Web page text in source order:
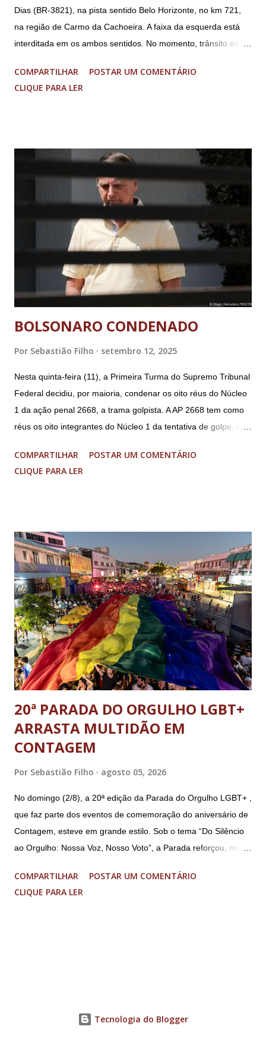
Dias (BR-3821), na pista sentido Belo Horizonte, no km 721,
na região de Carmo da Cachoeira. A faixa da esquerda está
interditada em os ambos sentidos. No momento, trânsito está
Imagens @transitofernaodias *Por Sebastião Filho
COMPARTILHAR
POSTAR UM COMENTÁRIO
CLIQUE PARA LER
BOLSONARO CONDENADO
Por Sebastião Filho setembro 12, 2025
Nesta quinta-feira (11), a Primeira Turma do Supremo Tribunal
Federal decidiu, por maioria, condenar os oito réus do Núcleo
1 da ação penal 2668, a trama golpista. A AP 2668 tem como
réus os oito integrantes do Núcleo 1 da tentativa de golpe, ou
(PGR): o deputado federal Alexandre Ramagem, ex-diretor da
Agência Brasileira de Inteligência (Abin); o almirante Almir
Segurança Institucional (GSI); o tenente-coronel Mauro Cid,
ex-ajudante de ordens de Bolsonaro (réu-colaborador); o ex-
presidente da República Jair Bolsonaro; o general Paulo
Sérgio Nogueira, ex-ministro da Defesa; e o general da
reserva Walter Braga Netto, ex-ministro da Casa Civil e da
Defesa. A acusação envolveu os crimes de tentativa de
abolição violenta do Estado Democrático de Direito, golpe de
E...
COMPARTILHAR
POSTAR UM COMENTÁRIO
CLIQUE PARA LER
20ª PARADA DO ORGULHO LGBT+
ARRASTA MULTIDÃO EM
CONTAGEM
Por Sebastião Filho agosto 05, 2026
No domingo (2/8), a 20ª edição da Parada do Orgulho LGBT+ ,
que faz parte dos eventos de comemoração do aniversário de
Contagem, esteve em grande estilo. Sob o tema “Do Silêncio
ao Orgulho: Nossa Voz, Nosso Voto”, a Parada reforçou, mais
município. A concentração foi na Praça da Glória, que estava
preparada com um palco e contou com diversos shows,
por ser um movimento de resistência, de ocupação das ruas e
COMPARTILHAR
POSTAR UM COMENTÁRIO
CLIQUE PARA LER
Tecnologia do Blogger